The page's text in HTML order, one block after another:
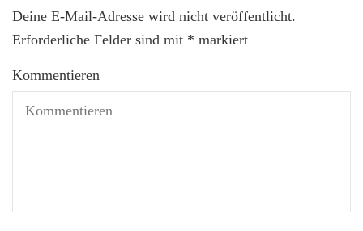
Deine E-Mail-Adresse wird nicht veröffentlicht.
Erforderliche Felder sind mit * markiert
Kommentieren